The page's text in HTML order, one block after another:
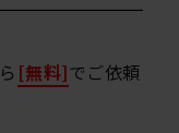
[無料]でご依頼